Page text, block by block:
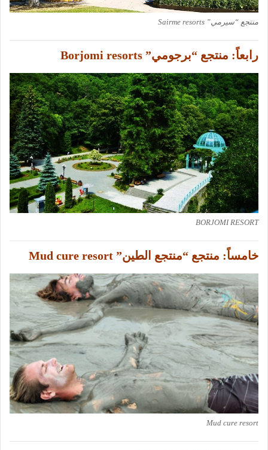
منتجع “سيرمي” Sairme resorts
رابعاً: منتجع “برجومي” Borjomi resorts
BORJOMI RESORT
خامساً: منتجع “منتجع الطين” Mud cure resort
Mud cure resort